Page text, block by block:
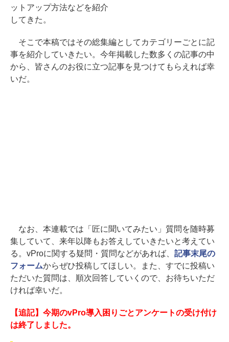
ットアップ方法などを紹介
してきた。
そこで本稿ではその総集編としてカテゴリーごとに記
事を紹介していきたい。今年掲載した数多くの記事の中
から、皆さんのお役に立つ記事を見つけてもらえれば幸
いだ。
なお、本連載では「匠に聞いてみたい」質問を随時募
集していて、来年以降もお答えしていきたいと考えてい
る。vProに関する疑問・質問などがあれば、 記事末尾の
フォームからぜひ投稿してほしい。また、すでに投稿い
ただいた質問は、順次回答していくので、お待ちいただ
ければ幸いだ。
【追記】今期のvPro導入困りごとアンケートの受け付け
は終了しました。